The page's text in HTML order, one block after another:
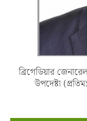
ব্রিগেডিয়ার
উপদেষ্টা